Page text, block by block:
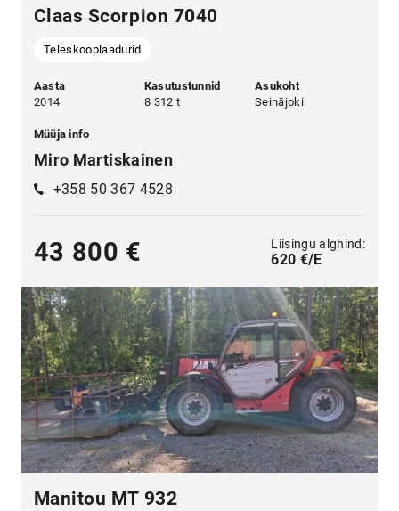
Claas Scorpion 7040
Teleskooplaadurid
Aasta
2014
Kasutustunnid
8 312 t
Asukoht
Seinäjoki
Müüja info
Miro Martiskainen
+358 50 367 4528
43 800 € Liisingu alghind:
620 €/E
Manitou MT 932